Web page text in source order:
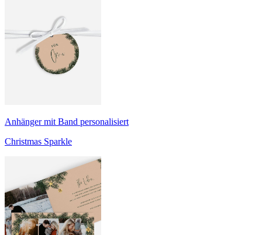
Anhänger mit Band personalisiert
Christmas Sparkle